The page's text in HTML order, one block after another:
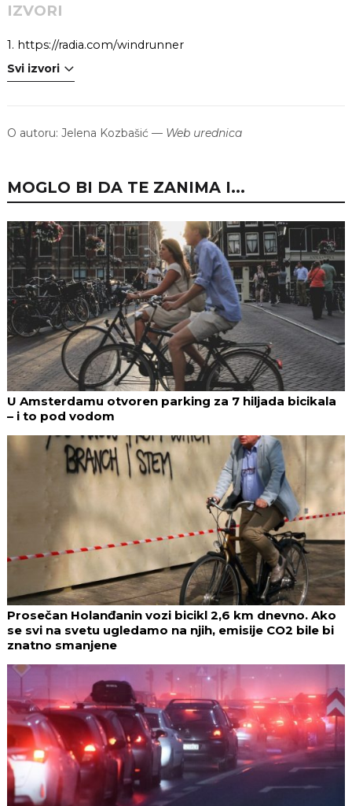
IZVORI
1. https://radia.com/windrunner
Svi izvori
O autoru: Jelena Kozbašić — Web urednica
MOGLO BI DA TE ZANIMA I...
U Amsterdamu otvoren parking za 7 hiljada bicikala
– i to pod vodom
Prosečan Holanđanin vozi bicikl 2,6 km dnevno. Ako
se svi na svetu ugledamo na njih, emisije CO2 bile bi
znatno smanjene